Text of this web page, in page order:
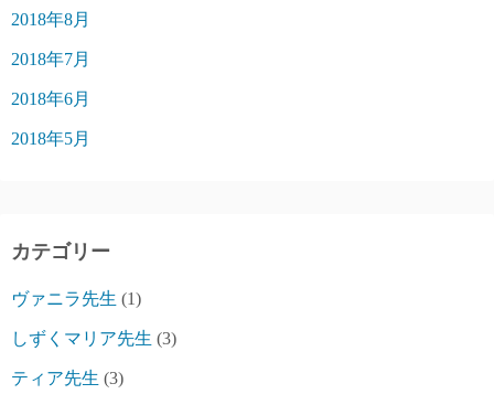
2018年8月
2018年7月
2018年6月
2018年5月
カテゴリー
ヴァニラ先生 (1)
しずくマリア先生 (3)
ティア先生 (3)